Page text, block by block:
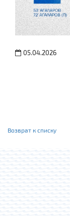
05.04.2026
Возврат к списку